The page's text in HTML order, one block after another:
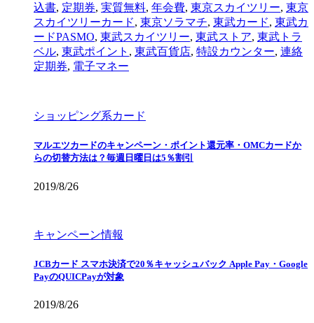
込書, 定期券, 実質無料, 年会費, 東京スカイツリー, 東京
スカイツリーカード, 東京ソラマチ, 東武カード, 東武カ
ードPASMO, 東武スカイツリー, 東武ストア, 東武トラ
ベル, 東武ポイント , 東武百貨店, 特設カウンター, 連絡
定期券, 電子マネー
ショッピング系カード
マルエツカードのキャンペーン・ポイント還元率・OMCカードか
らの切替方法は？毎週日曜日は5％割引
2019/8/26
キャンペーン情報
JCBカード スマホ決済で20％キャッシュバック Apple Pay・Google
PayのQUICPayが対象
2019/8/26